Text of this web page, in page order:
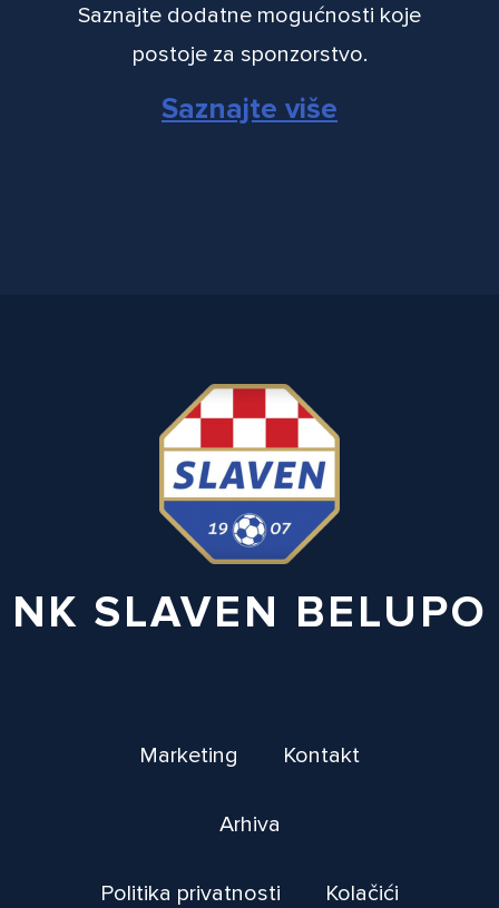
Saznajte dodatne mogućnosti koje
postoje za sponzorstvo.
Saznajte više
NK SLAVEN BELUPO
Marketing Kontakt
Arhiva
Politika privatnosti Kolačići